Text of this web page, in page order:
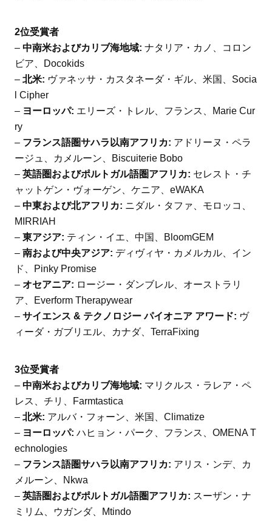
2位受賞者
– 中南米およびカリブ海地域: ナタリア・カノ、コロン
ビア、Docokids
– 北米: ヴァネッサ・カスタネーダ・ギル、米国、Socia
l Cipher
– ヨーロッパ: エリーズ・トレル、フランス、Marie Cur
ry
– フランス語圏サハラ以南アフリカ: アドリーヌ・ペラ
ージュ、カメルーン、Biscuiterie Bobo
– 英語圏およびポルトガル語圏アフリカ: セレスト・チ
ャットゲン・ヴォーゲン、ケニア、eWAKA
– 中東および北アフリカ: ニダル・タファ、モロッコ、
MIRRIAH
– 東アジア: ティン・イエ、中国、BloomGEM
– 南および中央アジア: ディヴィヤ・カメルカル、イン
ド、Pinky Promise
– オセアニア: ロージー・ダンブレル、オーストラリ
ア、Everform Therapywear
– サイエンス & テクノロジー パイオニア アワード: ヴ
ィーダ・ガブリエル、カナダ、TerraFixing
3位受賞者
– 中南米およびカリブ海地域: マリクルス・ラレア・ペ
レス、チリ、Farmtastica
– 北米: アルバ・フォーン、米国、Climatize
– ヨーロッパ: ハヒョン・パーク、フランス、OMENA T
echnologies
– フランス語圏サハラ以南アフリカ: アリス・ンデ、カ
メルーン、Nkwa
– 英語圏およびポルトガル語圏アフリカ: スーザン・ナ
ミリム、ウガンダ、Mtindo